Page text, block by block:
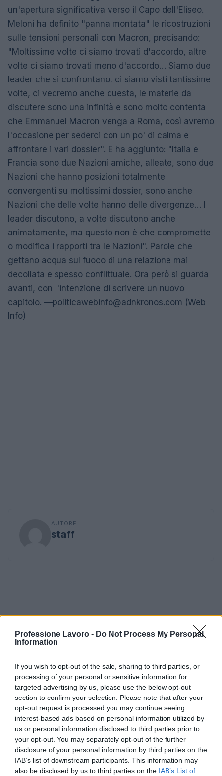
Professione Lavoro - Do Not Process My Personal
Information
If you wish to opt-out of the sale, sharing to third parties, or
processing of your personal or sensitive information for
targeted advertising by us, please use the below opt-out
section to confirm your selection. Please note that after your
opt-out request is processed you may continue seeing
interest-based ads based on personal information utilized by
us or personal information disclosed to third parties prior to
your opt-out. You may separately opt-out of the further
disclosure of your personal information by third parties on the
IAB’s list of downstream participants. This information may
also be disclosed by us to third parties on the IAB’s List of
un'apertura significativa verso il Capo dell'Eliseo.
Meloni ha definito "panna montata" le ricostruzioni
sulle tensioni personali con Macron, precisando:
"Moltissime volte ci siamo trovati d'accordo, altre
volte ci siamo trovati meno d'accordo… Siamo due
leader che si confrontano, ci siamo visti tantissime
volte, ci vedremo anche questa, le materie da
discutere sono una infinità e sono molto contenta
che Emmanuel Macron venga a Roma, così avremo
l'occasione per sederci con un po' di calma e
affrontare i vari dossier". E ha aggiunto: "Italia e
Francia sono due Nazioni amiche, alleate, sono due
Nazioni che hanno posizioni totalmente
convergenti su moltissimi dossier, sono anche
Nazioni che delle volte hanno delle divergenze… I
leader discutono, a volte discutono anche
animatamente, ma questo non è che compromette
o modifica i rapporti tra le Nazioni". Parole che
gettano acqua sul fuoco di una relazione mai
decollata e spesso conflittuale. Ora però si guarda
avanti, con l'intenzione di scrivere un nuovo
capitolo. —politicawebinfo@adnkronos.com (Web
Info)
AUTORE
staff